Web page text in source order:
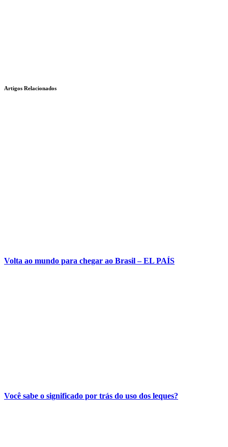
Artigos Relacionados
Volta ao mundo para chegar ao Brasil – EL PAÍS
Você sabe o significado por trás do uso dos leques?